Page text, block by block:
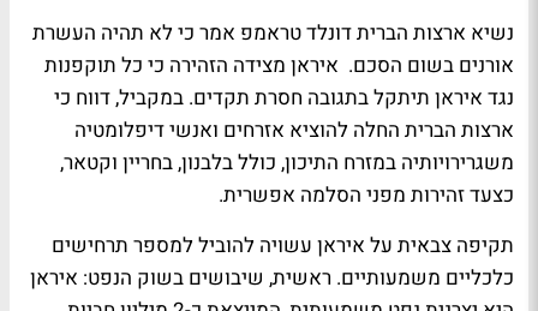
נשיא ארצות הברית דונלד טראמפ אמר כי לא תהיה העשרת
אורנים בשום הסכם. איראן מצידה הזהירה כי כל תוקפנות
נגד איראן תיתקל בתגובה חסרת תקדים. במקביל, דווח כי
ארצות הברית החלה להוציא אזרחים ואנשי דיפלומטיה
משגרירויותיה במזרח התיכון, כולל בלבנון, בחריין וקטאר,
כצעד זהירות מפני הסלמה אפשרית.
תקיפה צבאית על איראן עשויה להוביל למספר תרחישים
כלכליים משמעותיים. ראשית, שיבושים בשוק הנפט: איראן